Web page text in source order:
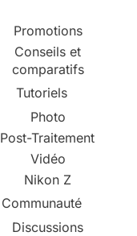
Promotions
Conseils et
comparatifs
Tutoriels
Photo
Post-Traitement
Vidéo
Nikon Z
Communauté
Discussions